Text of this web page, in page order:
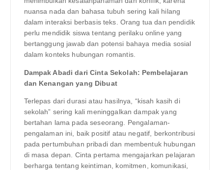
nuansa nada dan bahasa tubuh sering kali hilang
dalam interaksi berbasis teks. Orang tua dan pendidik
perlu mendidik siswa tentang perilaku online yang
bertanggung jawab dan potensi bahaya media sosial
dalam konteks hubungan romantis.
Dampak Abadi dari Cinta Sekolah: Pembelajaran
dan Kenangan yang Dibuat
Terlepas dari durasi atau hasilnya, “kisah kasih di
sekolah” sering kali meninggalkan dampak yang
bertahan lama pada seseorang. Pengalaman-
pengalaman ini, baik positif atau negatif, berkontribusi
pada pertumbuhan pribadi dan membentuk hubungan
di masa depan. Cinta pertama mengajarkan pelajaran
berharga tentang keintiman, komitmen, komunikasi,